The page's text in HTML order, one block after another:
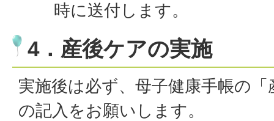
時に送付します。
4．産後ケアの実施
実施後は必ず、母子健康手帳の
の記入をお願いします。